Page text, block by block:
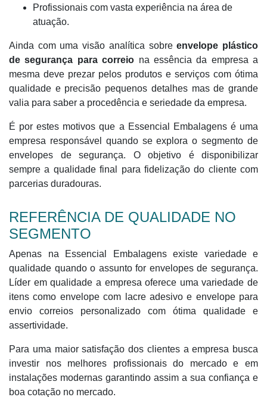
Profissionais com vasta experiência na área de
atuação.
Ainda com uma visão analítica sobreenvelope plástico
de segurança para correio na essência da empresa a
mesma deve prezar pelos produtos e serviços com ótima
qualidade e precisão pequenos detalhes mas de grande
valia para saber a procedência e seriedade da empresa.
É por estes motivos que a Essencial Embalagens é uma
empresa responsável quando se explora o segmento de
envelopes de segurança. O objetivo é disponibilizar
sempre a qualidade final para fidelização do cliente com
parcerias duradouras.
REFERÊNCIA DE QUALIDADE NO
SEGMENTO
Apenas na Essencial Embalagens existe variedade e
qualidade quando o assunto for envelopes de segurança.
Líder em qualidade a empresa oferece uma variedade de
itens como envelope com lacre adesivo e envelope para
envio correios personalizado com ótima qualidade e
assertividade.
Para uma maior satisfação dos clientes a empresa busca
investir nos melhores profissionais do mercado e em
instalações modernas garantindo assim a sua confiança e
boa cotação no mercado.